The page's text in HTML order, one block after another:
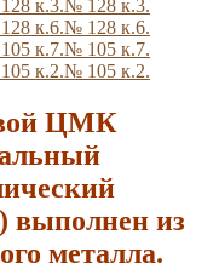
№ 128 к.3.
№ 128 к.6.
№ 105 к.7.
№ 105 к.2.
ЦМК
выполнен из
металла.